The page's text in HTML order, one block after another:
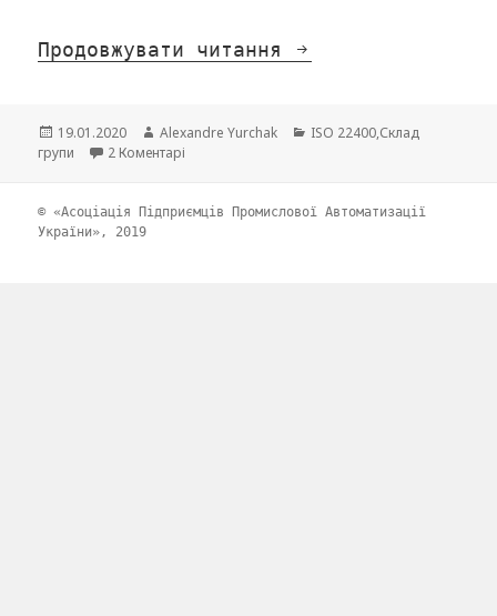
Продовжувати читання Склад під-
Опубліковано
19.01.2020 Автор
Alexandre Yurchak Категорії
ISO 22400,Склад
групи
2 Коментарі
© «Асоціація Підприємців Промислової Автоматизації
України», 2019